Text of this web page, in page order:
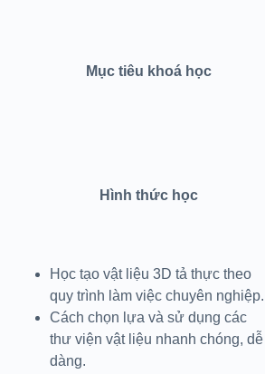
Mục tiêu khoá học
Hình thức học
Học tạo vật liệu 3D tả thực theo
quy trình làm việc chuyên nghiệp.
Cách chọn lựa và sử dụng các
thư viện vật liệu nhanh chóng, dễ
dàng.